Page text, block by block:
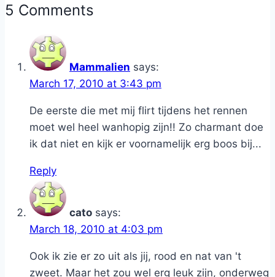
5 Comments
Mammalien says:
March 17, 2010 at 3:43 pm
De eerste die met mij flirt tijdens het rennen
moet wel heel wanhopig zijn!! Zo charmant doe
ik dat niet en kijk er voornamelijk erg boos bij...
Reply
cato says:
March 18, 2010 at 4:03 pm
Ook ik zie er zo uit als jij, rood en nat van 't
zweet. Maar het zou wel erg leuk zijn, onderweg